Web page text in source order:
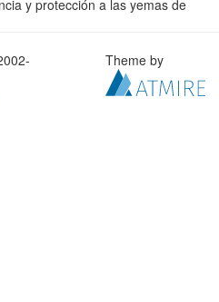
y protección a las yemas de
Theme by